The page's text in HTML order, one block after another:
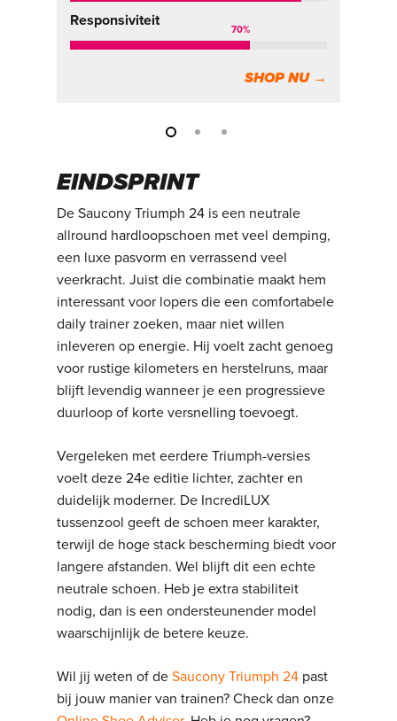
Responsiviteit
70%
SHOP NU →
EINDSPRINT
De Saucony Triumph 24 is een neutrale
allround hardloopschoen met veel demping,
een luxe pasvorm en verrassend veel
veerkracht. Juist die combinatie maakt hem
interessant voor lopers die een comfortabele
daily trainer zoeken, maar niet willen
inleveren op energie. Hij voelt zacht genoeg
voor rustige kilometers en herstelruns, maar
blijft levendig wanneer je een progressieve
duurloop of korte versnelling toevoegt.
Vergeleken met eerdere Triumph-versies
voelt deze 24e editie lichter, zachter en
duidelijk moderner. De IncrediLUX
tussenzool geeft de schoen meer karakter,
terwijl de hoge stack bescherming biedt voor
langere afstanden. Wel blijft dit een echte
neutrale schoen. Heb je extra stabiliteit
nodig, dan is een ondersteunender model
waarschijnlijk de betere keuze.
Wil jij weten of deSaucony Triumph 24 past
bij jouw manier van trainen? Check dan onze